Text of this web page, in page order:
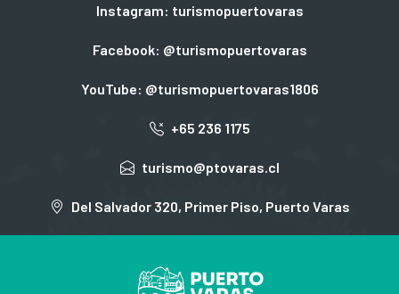
Instagram: turismopuertovaras
Facebook: @turismopuertovaras
YouTube: @turismopuertovaras1806
+65 236 1175
turismo@ptovaras.cl
Del Salvador 320, Primer Piso, Puerto Varas